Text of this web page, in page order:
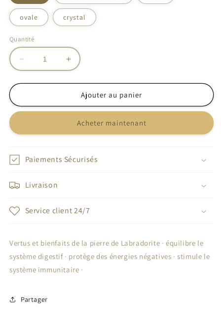
ovale crystal
Quantité
Réduire
la
quantité
Bague
Augmenter
la
quantité
Bague
Ajouter au panier
Acheter maintenant
Paiements Sécurisés
Livraison
Service client 24/7
Vertus et bienfaits de la pierre de Labradorite · équilibre le
système digestif · protège des énergies négatives · stimule le
système immunitaire ·
Partager